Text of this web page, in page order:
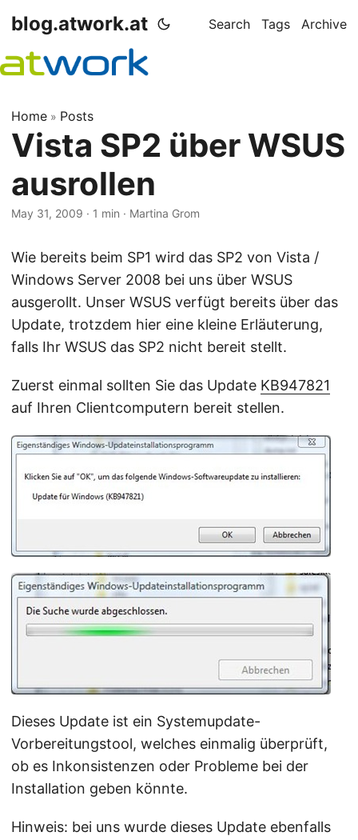
blog.atwork.at Search Tags Archive
Home » Posts
Vista SP2 über WSUS
ausrollen
May 31, 2009 · 1 min · Martina Grom
Wie bereits beim SP1 wird das SP2 von Vista /
Windows Server 2008 bei uns über WSUS
ausgerollt. Unser WSUS verfügt bereits über das
Update, trotzdem hier eine kleine Erläuterung,
falls Ihr WSUS das SP2 nicht bereit stellt.
Zuerst einmal sollten Sie das Update KB947821
auf Ihren Clientcomputern bereit stellen.
Dieses Update ist ein Systemupdate-
Vorbereitungstool, welches einmalig überprüft,
ob es Inkonsistenzen oder Probleme bei der
Installation geben könnte.
Hinweis: bei uns wurde dieses Update ebenfalls